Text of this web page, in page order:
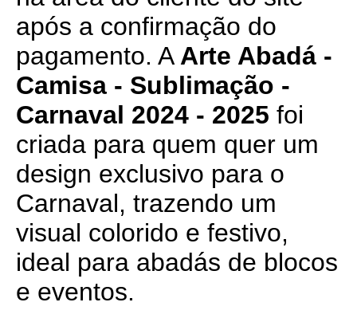
após a confirmação do
pagamento. A Arte Abadá -
Camisa - Sublimação -
Carnaval 2024 - 2025 foi
criada para quem quer um
design exclusivo para o
Carnaval, trazendo um
visual colorido e festivo,
ideal para abadás de blocos
e eventos.